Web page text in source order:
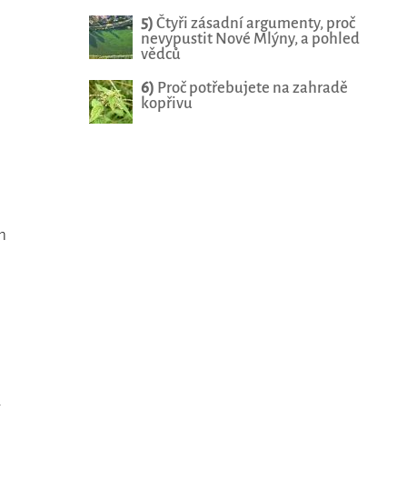
5) Čtyři zásadní argumenty, proč
nevypustit Nové Mlýny, a pohled
vědců
6) Proč potřebujete na zahradě
kopřivu